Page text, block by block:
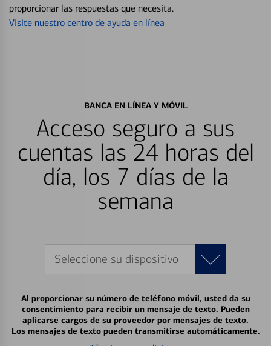
proporcionar las respuestas que necesita.
Visite nuestro centro de ayuda en línea
BANCA EN LÍNEA Y MÓVIL
Acceso seguro a sus
cuentas las 24 horas del
día, los 7 días de la
semana
Seleccione su dispositivo
Al proporcionar su número de teléfono móvil, usted da su
consentimiento para recibir un mensaje de texto. Pueden
aplicarse cargos de su proveedor por mensajes de texto.
Los mensajes de texto pueden transmitirse automáticamente.